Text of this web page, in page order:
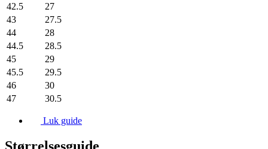
42.5
27
43
27.5
44
28
44.5
28.5
45
29
45.5
29.5
46
30
47
30.5
Luk guide
Størrelsesguide